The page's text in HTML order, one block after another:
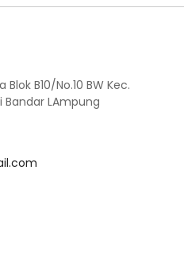
B10/No.10 BW Kec.
Bandar LAmpung